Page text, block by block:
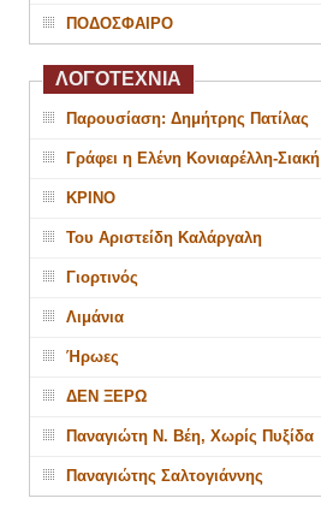
ΠΟΔΟΣΦΑΙΡΟ
ΛΟΓΟΤΕΧΝΙΑ
Παρουσίαση: Δημήτρης Πατίλας
Γράφει η Ελένη Κονιαρέλλη-Σιακή
ΚΡΙΝΟ
Του Αριστείδη Καλάργαλη
Γιορτινός
Λιμάνια
Ήρωες
ΔΕΝ ΞΕΡΩ
Παναγιώτη Ν. Βέη, Χωρίς Πυξίδα
Παναγιώτης Σαλτογιάννης